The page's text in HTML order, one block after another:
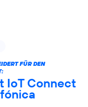
FÜR DEN M
IoT Connect